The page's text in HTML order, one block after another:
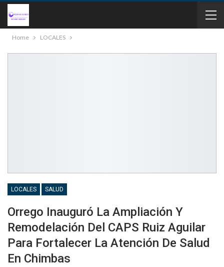
Home LOCALES
LOCALES SALUD
Orrego Inauguró La Ampliación Y
Remodelación Del CAPS Ruiz Aguilar
Para Fortalecer La Atención De Salud
En Chimbas